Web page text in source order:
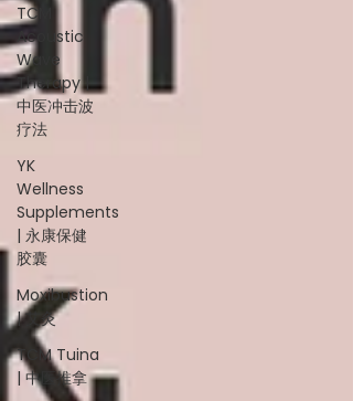
TCM
Acoustic
Wave
Therapy |
中医冲击波
疗法
YK
Wellness
Supplements
| 永康保健
胶囊
Moxibustion
| 艾灸
TCM Tuina
| 中医推拿